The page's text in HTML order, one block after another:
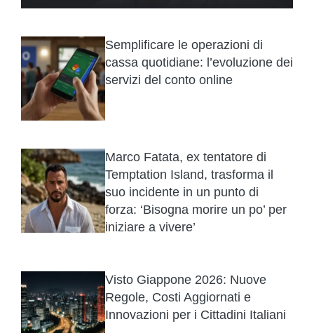
Semplificare le operazioni di
cassa quotidiane: l’evoluzione dei
servizi del conto online
Marco Fatata, ex tentatore di
Temptation Island, trasforma il
suo incidente in un punto di
forza: ‘Bisogna morire un po’ per
iniziare a vivere’
Visto Giappone 2026: Nuove
Regole, Costi Aggiornati e
Innovazioni per i Cittadini Italiani